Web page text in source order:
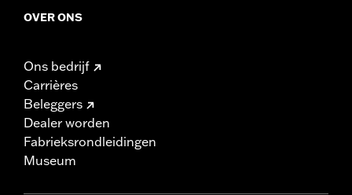
OVER ONS
Ons bedrijf
Carrières
Beleggers
Dealer worden
Fabrieksrondleidingen
Museum